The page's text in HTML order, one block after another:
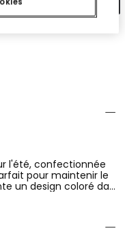
l'été, confectionnée
pour maintenir le
un design coloré dans
ethniques. Elle a des
Disponible
polyvalent qui peut